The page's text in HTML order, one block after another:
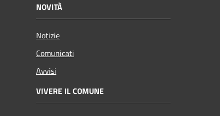
NOVITÀ
Notizie
Comunicati
Avvisi
VIVERE IL COMUNE